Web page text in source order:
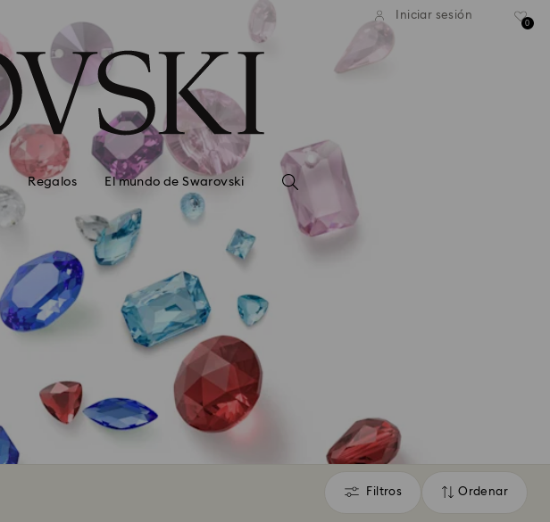
Iniciar sesión
0
Regalos El mundo de Swarovski
Filtros
Filtros Ordenar
Ordenar